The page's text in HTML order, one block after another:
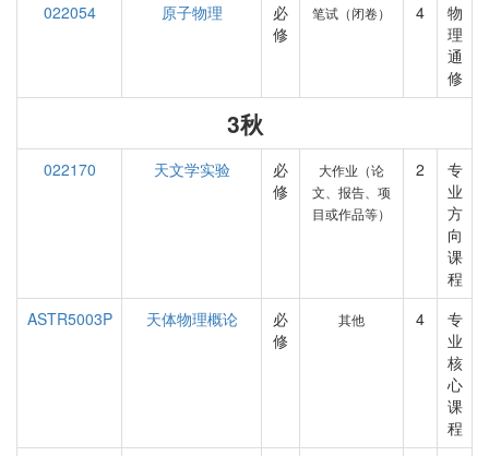
022054
原子物理
必
修
笔试（闭卷） 4
物
理
通
修
3秋
022170 天文学实验
必
修
大作业（论
文、报告、项
目或作品等）
2
专
业
方
向
课
程
ASTR5003P
天体物理概论
必
修
其他 4
专
业
核
心
课
程